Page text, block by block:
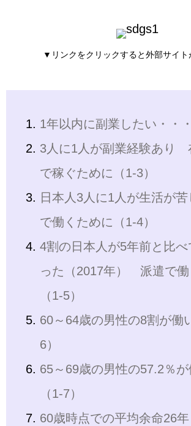
▼リンクをクリックすると外部サイト
1年以内に副業したい・・
3人に1人が副業経験あり
で稼ぐために（1-3）
日本人3人に1人が生活が
で働くために（1-4）
4割の日本人が5年前と比
った（2017年） 派遣で働
（1-5）
60～64歳の男性の8割が働
6）
65～69歳の男性の57.2％
（1-7）
60歳時点での平均余命26